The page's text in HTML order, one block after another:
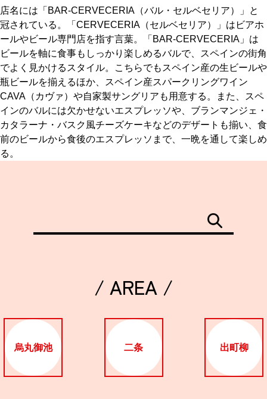
店名には「BAR-CERVECERIA（バル・セルベセリア）」と
冠されている。「CERVECERIA（セルベセリア）」はビアホ
ールやビール専門店を指す言葉。「BAR-CERVECERIA」は
ビールを軸に食事もしっかり楽しめるバルで、スペインの街角
でよく見かけるスタイル。こちらでもスペイン産の生ビールや
瓶ビールを揃えるほか、スペイン産スパークリングワイン
CAVA（カヴァ）や自家製サングリアも用意する。また、スペ
インのバルには欠かせないエスプレッソや、ブランマンジェ・
カタラーナ・バスク風チーズケーキなどのデザートも揃い、食
前のビールから食後のエスプレッソまで、一晩を通して楽しめ
る。
/ AREA /
烏丸御池 二条 出町柳